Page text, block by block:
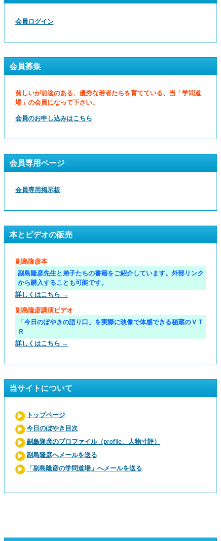
会員ログイン
会員募集
貧しいが前途のある、優秀な若者たちを育てている、当「学問道
場」の会員になって下さい。
会員のお申し込みはこちら
会員専用ページ
会員専用掲示板
本とビデオの販売
副島隆彦本
副島隆彦先生と弟子たちの書籍をご紹介しています。外部リンク
から購入することも可能です。
詳しくはこちら →
副島隆彦講演ビデオ
「今日のぼやきの語り口」を実際に映像で体感できる秘蔵のＶＴ
Ｒ
詳しくはこちら →
当サイトについて
トップページ
今日のぼやき目次
副島隆彦のプロファイル（profile、人物寸評）
副島隆彦へメールを送る
「副島隆彦の学問道場」へメールを送る